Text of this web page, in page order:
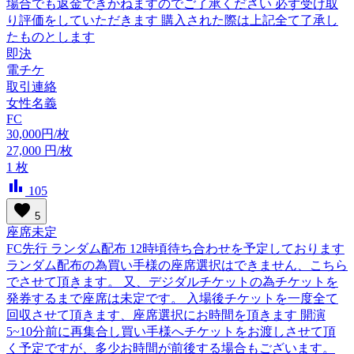
場合でも返金できかねますのでご了承ください 必ず受け取
り評価をしていただきます 購入された際は上記全て了承し
たものとします
即決
電チケ
取引連絡
女性名義
FC
30,000円/枚
27,000 円/枚
1 枚
bar_chart 105
favorite 5
座席未定
FC先行 ランダム配布 12時頃待ち合わせを予定しております
ランダム配布の為買い手様の座席選択はできません、こちら
でさせて頂きます。 又、デジダルチケットの為チケットを
発券するまで座席は未定です。 入場後チケットを一度全て
回収させて頂きます、座席選択にお時間を頂きます 開演
5~10分前に再集合し買い手様へチケットをお渡しさせて頂
く予定ですが、多少お時間が前後する場合もございます。